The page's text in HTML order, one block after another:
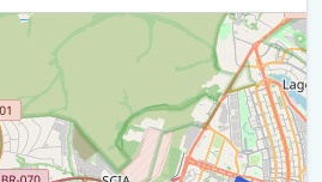
P2 Norte / Ra Ix